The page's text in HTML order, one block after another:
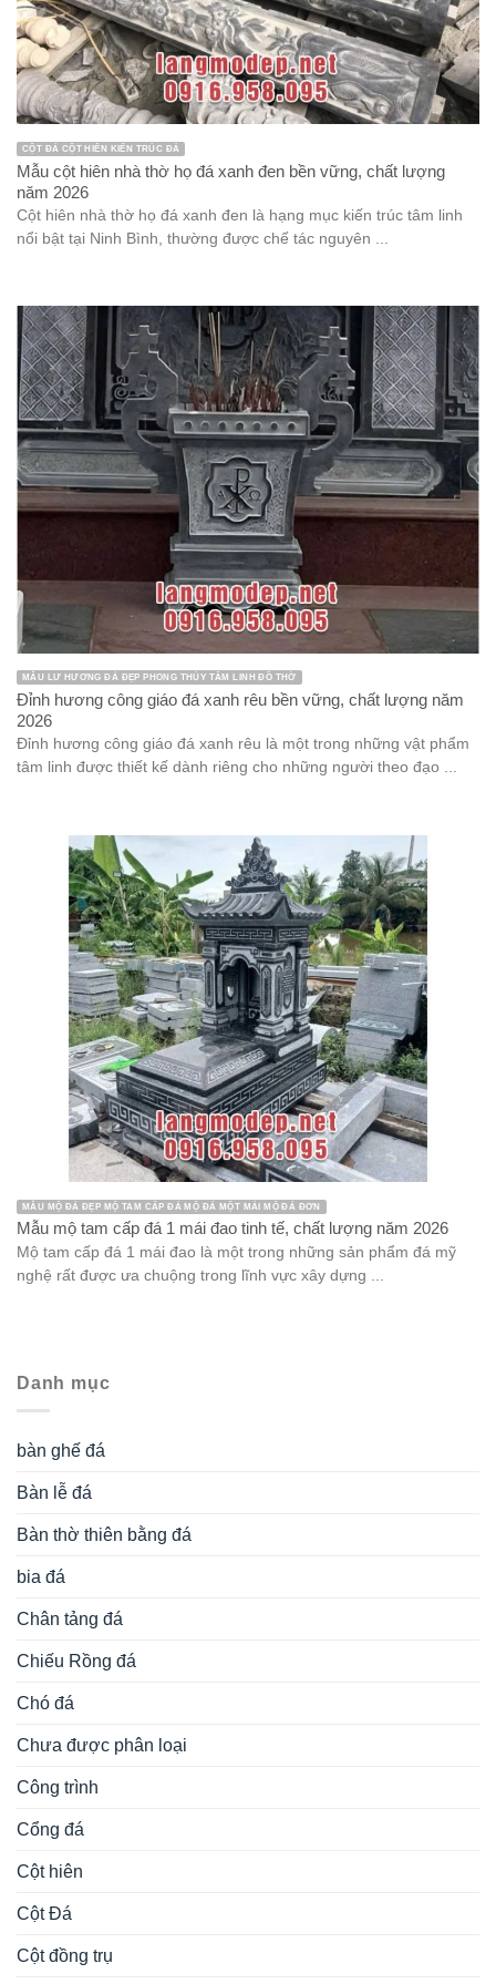
CỘT ĐÁ CỘT HIÊN KIẾN TRÚC ĐÁ
Mẫu cột hiên nhà thờ họ đá xanh đen bền vững, chất lượng
năm 2026
Cột hiên nhà thờ họ đá xanh đen là hạng mục kiến trúc tâm linh
nổi bật tại Ninh Bình, thường được chế tác nguyên ...
MẪU LƯ HƯƠNG ĐÁ ĐẸP PHONG THỦY TÂM LINH ĐỒ THỜ
Đỉnh hương công giáo đá xanh rêu bền vững, chất lượng năm
2026
Đỉnh hương công giáo đá xanh rêu là một trong những vật phẩm
tâm linh được thiết kế dành riêng cho những người theo đạo ...
MẪU MỘ ĐÁ ĐẸP MỘ TAM CẤP ĐÁ MỘ ĐÁ MỘT MÁI MỘ ĐÁ ĐƠN
Mẫu mộ tam cấp đá 1 mái đao tinh tế, chất lượng năm 2026
Mộ tam cấp đá 1 mái đao là một trong những sản phẩm đá mỹ
nghệ rất được ưa chuộng trong lĩnh vực xây dựng ...
Danh mục
bàn ghế đá
Bàn lễ đá
Bàn thờ thiên bằng đá
bia đá
Chân tảng đá
Chiếu Rồng đá
Chó đá
Chưa được phân loại
Công trình
Cổng đá
Cột hiên
Cột Đá
Cột đồng trụ